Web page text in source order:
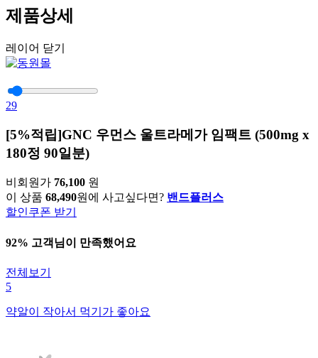
제품상세
레이어 닫기
29
[5%적립]GNC 우먼스 울트라메가 임팩트 (500mg x
180정 90일분)
비회원가 76,100 원
이 상품 68,490원에 사고싶다면? 밴드플러스
할인쿠폰 받기
92% 고객님이 만족했어요
전체보기
5
약알이 작아서 먹기가 좋아요